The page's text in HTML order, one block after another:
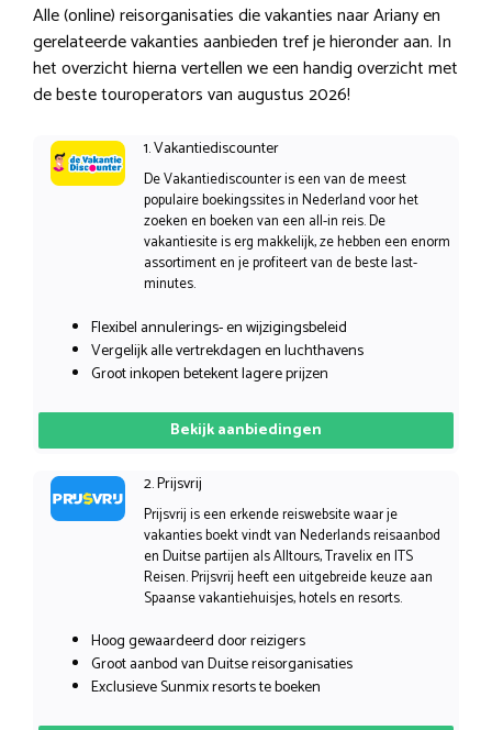
Alle (online) reisorganisaties die vakanties naar Ariany en
gerelateerde vakanties aanbieden tref je hieronder aan. In
het overzicht hierna vertellen we een handig overzicht met
de beste touroperators van augustus 2026!
1. Vakantiediscounter
De Vakantiediscounter is een van de meest
populaire boekingssites in Nederland voor het
zoeken en boeken van een all-in reis. De
vakantiesite is erg makkelijk, ze hebben een enorm
assortiment en je profiteert van de beste last-
minutes.
Flexibel annulerings- en wijzigingsbeleid
Vergelijk alle vertrekdagen en luchthavens
Groot inkopen betekent lagere prijzen
Bekijk aanbiedingen
2. Prijsvrij
Prijsvrij is een erkende reiswebsite waar je
vakanties boekt vindt van Nederlands reisaanbod
en Duitse partijen als Alltours, Travelix en ITS
Reisen. Prijsvrij heeft een uitgebreide keuze aan
Spaanse vakantiehuisjes, hotels en resorts.
Hoog gewaardeerd door reizigers
Groot aanbod van Duitse reisorganisaties
Exclusieve Sunmix resorts te boeken